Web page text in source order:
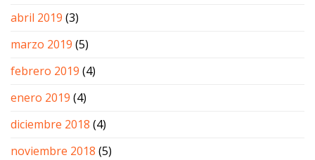
abril 2019 (3)
marzo 2019 (5)
febrero 2019 (4)
enero 2019 (4)
diciembre 2018 (4)
noviembre 2018 (5)